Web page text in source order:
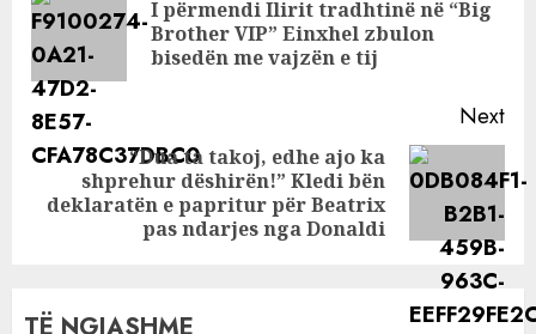
I përmendi Ilirit tradhtinë në “Big
Brother VIP” Einxhel zbulon
bisedën me vajzën e tij
Next
post:
“Dua ta takoj, edhe ajo ka
shprehur dëshirën!” Kledi bën
deklaratën e papritur për Beatrix
pas ndarjes nga Donaldi